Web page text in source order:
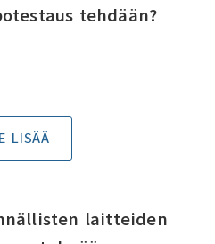
tehdään?
LISÄÄ
laitteiden